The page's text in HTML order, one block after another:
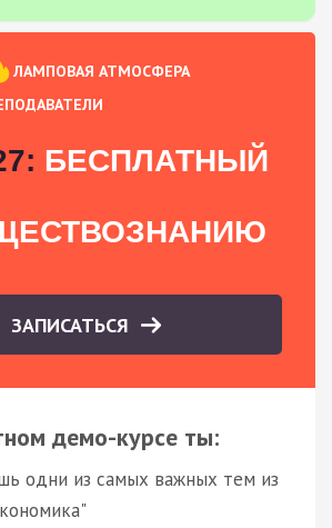
ЛАМПОВАЯ АТМОСФЕРА
БЕСПЛАТНЫЙ
ЗАПИСАТЬСЯ
демо-курсе ты:
одни из самых важных тем из